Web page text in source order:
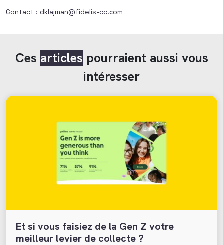
Contact : dklajman@fidelis-cc.com
Ces articles pourraient aussi vous
intéresser
Et si vous faisiez de la Gen Z votre
meilleur levier de collecte ?